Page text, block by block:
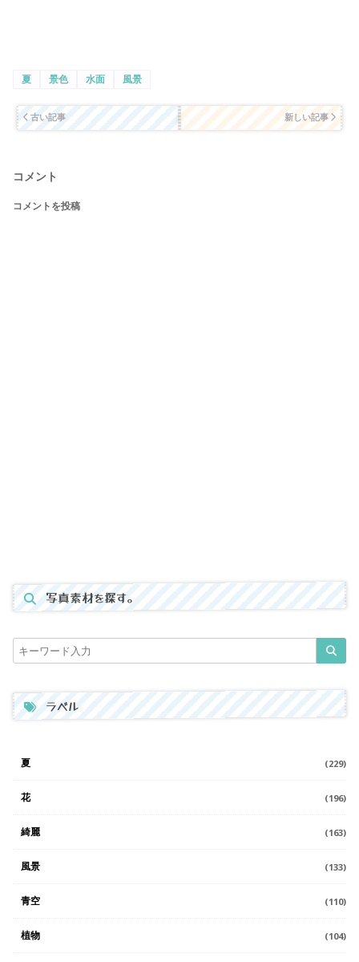
夏 景色 水面 風景
古い記事 新しい記事
コメント
コメントを投稿
写真素材を探す。
ラベル
夏 (229)
花 (196)
綺麗 (163)
風景 (133)
青空 (110)
植物 (104)